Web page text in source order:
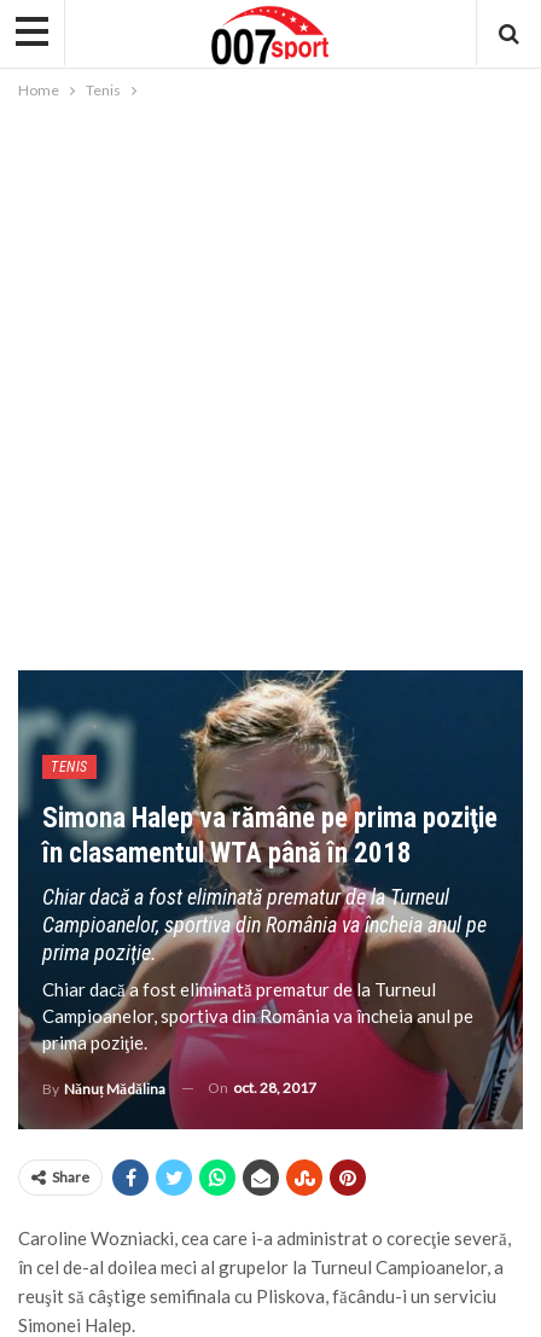
Home Tenis
TENIS
Simona Halep va rămâne pe prima poziţie
în clasamentul WTA până în 2018
Chiar dacă a fost eliminată prematur de la Turneul
Campioanelor, sportiva din România va încheia anul pe
prima poziţie.
Chiar dacă a fost eliminată prematur de la Turneul
Campioanelor, sportiva din România va încheia anul pe
prima poziţie.
By Nănuț Mădălina On oct. 28, 2017
Share
Caroline Wozniacki, cea care i-a administrat o corecţie severă,
în cel de-al doilea meci al grupelor la Turneul Campioanelor, a
reuşit să câştige semifinala cu Pliskova, făcându-i un serviciu
Simonei Halep.